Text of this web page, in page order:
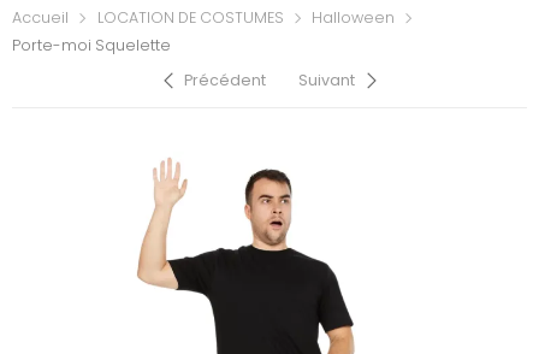
Accueil LOCATION DE COSTUMES
Halloween
Porte-moi Squelette
Précédent
Suivant